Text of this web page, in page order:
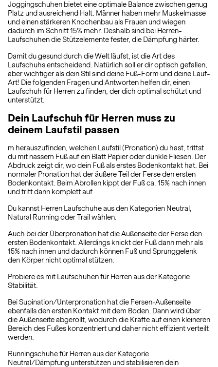
Joggingschuhen bietet eine optimale Balance zwischen genug
Platz und ausreichend Halt. Männer haben mehr Muskelmasse
und einen stärkeren Knochenbau als Frauen und wiegen
dadurch im Schnitt 15% mehr. Deshalb sind bei Herren-
Laufschuhen die Stützelemente fester, die Dämpfung härter.
Damit du gesund durch die Welt läufst, ist die Art des
Laufschuhs entscheidend. Natürlich soll er dir optisch gefallen,
aber wichtiger als dein Stil sind deine Fuß-Form und deine Lauf-
Art! Die folgenden Fragen und Antworten helfen dir, einen
Laufschuh für Herren zu finden, der dich optimal schützt und
unterstützt.
Dein Laufschuh für Herren muss zu
deinem Laufstil passen
m herauszufinden, welchen Laufstil (Pronation) du hast, trittst
du mit nassem Fuß auf ein Blatt Papier oder dunkle Fliesen. Der
Abdruck zeigt dir, wo dein Fuß als erstes Bodenkontakt hat. Bei
normaler Pronation hat der äußere Teil der Ferse den ersten
Bodenkontakt. Beim Abrollen kippt der Fuß ca. 15% nach innen
und tritt dann komplett auf.
Du kannst Herren Laufschuhe aus den Kategorien Neutral,
Natural Running oder Trail wählen.
Auch bei der Überpronation hat die Außenseite der Ferse den
ersten Bodenkontakt. Allerdings knickt der Fuß dann mehr als
15% nach innen und dadurch können Fuß und Sprunggelenk
den Körper nicht optimal stützen.
Probiere es mit Laufschuhen für Herren aus der Kategorie
Stabilität.
Bei Supination/Unterpronation hat die Fersen-Außenseite
ebenfalls den ersten Kontakt mit dem Boden. Dann wird über
die Außenseite abgerollt, wodurch die Kräfte auf einen kleineren
Bereich des Fußes konzentriert und daher nicht effizient verteilt
werden.
Runningschuhe für Herren aus der Kategorie
Neutral/Dämpfung unterstützen und stabilisieren dein